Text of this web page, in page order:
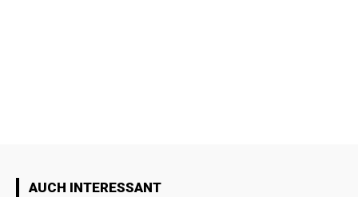
AUCH INTERESSANT